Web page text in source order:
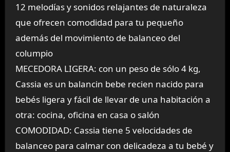
12 melodías y sonidos relajantes de naturaleza
que ofrecen comodidad para tu pequeño
además del movimiento de balanceo del
columpio
MECEDORA LIGERA: con un peso de sólo 4 kg,
Cassia es un balancin bebe recien nacido para
bebés ligera y fácil de llevar de una habitación a
otra: cocina, oficina en casa o salón
COMODIDAD: Cassia tiene 5 velocidades de
balanceo para calmar con delicadeza a tu bebé y